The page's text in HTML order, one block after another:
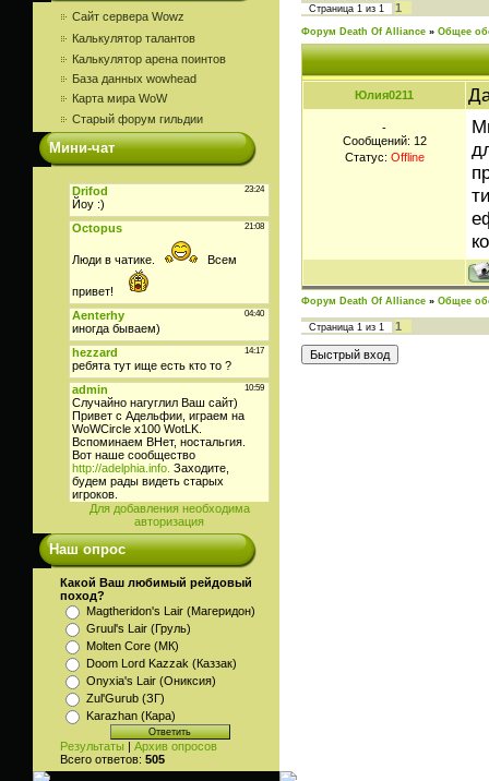
Сайт сервера Wowz
Калькулятор талантов
Калькулятор арена поинтов
База данных wowhead
Карта мира WoW
Старый форум гильдии
Мини-чат
Для добавления необходима
авторизация
Наш опрос
Какой Ваш любимый рейдовый
поход?
Magtheridon's Lair (Магеридон)
Gruul's Lair (Груль)
Molten Core (МК)
Doom Lord Kazzak (Каззак)
Onyxia's Lair (Ониксия)
Zul'Gurub (ЗГ)
Karazhan (Кара)
Результаты | Архив опросов
Всего ответов: 505
Страница 1 из 1 1
Форум Death Of Alliance » Общее
Юлия0211
-
Сообщений: 12
Статус: Offline
Форум Death Of Alliance » Общее
Страница 1 из 1 1